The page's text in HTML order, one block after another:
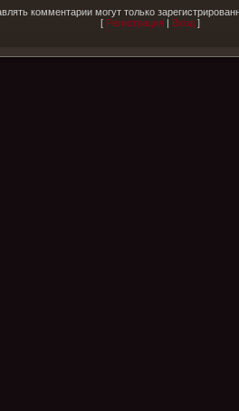
комментарии могут только
[ Регистрация Вход ]